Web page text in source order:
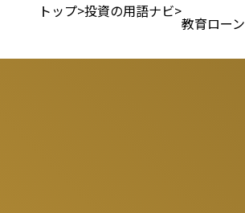
トップ>投資の用語ナビ>
教育ローン